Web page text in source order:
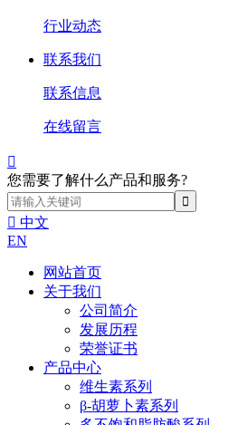
行业动态
联系我们
联系信息
在线留言

您需要了解什么产品和服务?
 中文
EN
网站首页
关于我们
公司简介
发展历程
荣誉证书
产品中心
维生素系列
β-胡萝卜素系列